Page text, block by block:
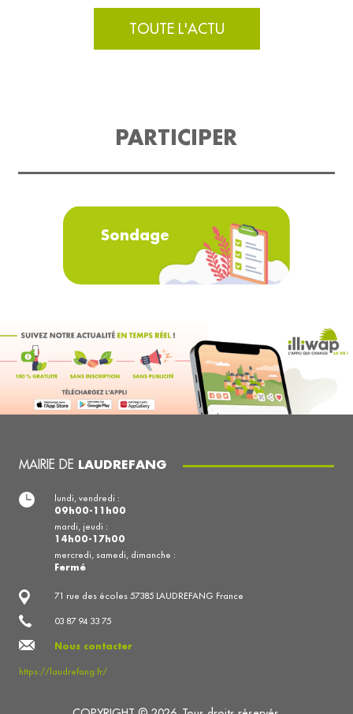
TOUTE L'ACTU
PARTICIPER
Sondage
MAIRIE DE LAUDREFANG
71 rue des écoles 57385 LAUDREFANG France
03 87 94 33 75
Nous contacter
https://laudrefang.fr/
lundi, vendredi :
09h00-11h00
mardi, jeudi :
14h00-17h00
mercredi, samedi, dimanche :
Fermé